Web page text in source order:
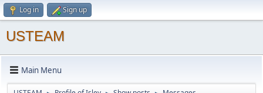
Log in Sign up
USTEAM
Main Menu